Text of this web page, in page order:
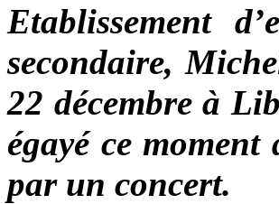
Etablissement
secondaire,
22 décembre à
égayé ce moment
par un concert.